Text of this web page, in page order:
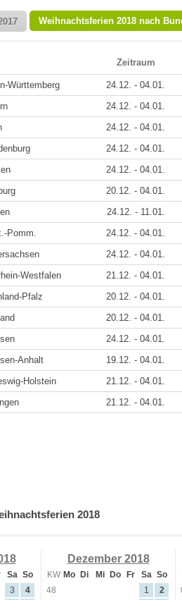
Weihnachtsferien 2018 nach
Zeitraum
Württemberg 24.12. - 04.01.
24.12. - 04.01.
24.12. - 04.01.
24.12. - 04.01.
24.12. - 04.01.
20.12. - 04.01.
24.12. - 11.01.
Pomm.
24.12. - 04.01.
24.12. - 04.01.
Westfalen
21.12. - 04.01.
Pfalz
20.12. - 04.01.
20.12. - 04.01.
24.12. - 04.01.
Anhalt
19.12. - 04.01.
Holstein
21.12. - 04.01.
21.12. - 04.01.
2018
Sa So
3
4
Dezember 2018
KW Mo Di Mi Do Fr Sa So
48
1
2